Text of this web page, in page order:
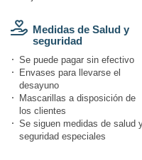
Medidas de Salud y
seguridad
Se puede pagar sin efectivo
Envases para llevarse el
desayuno
Mascarillas a disposición de
los clientes
Se siguen medidas de salud
seguridad especiales